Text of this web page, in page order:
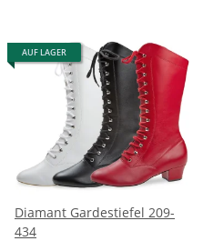
AUF LAGER
Diamant Gardestiefel 209-
434